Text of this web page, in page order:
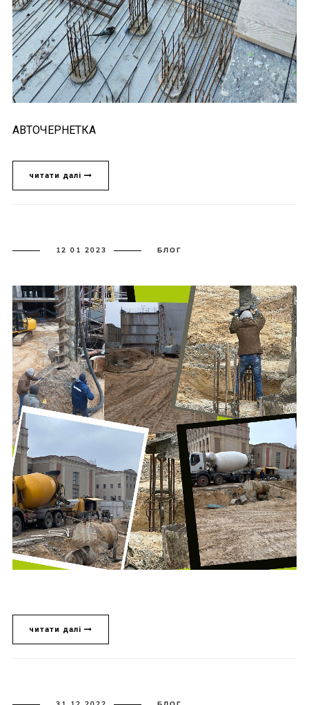
АВТОЧЕРНЕТКА
читати далі
12 01 2023 БЛОГ
читати далі